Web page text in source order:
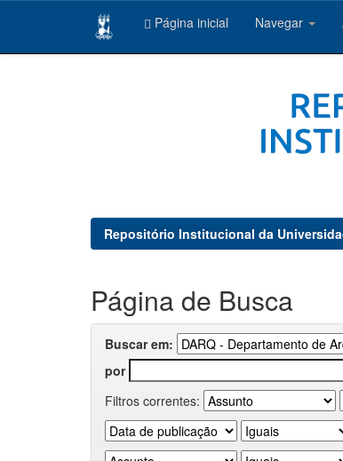
Página inicial Navegar
Repositório Institucional da
Página de Busca
Buscar em:
por
Filtros correntes: